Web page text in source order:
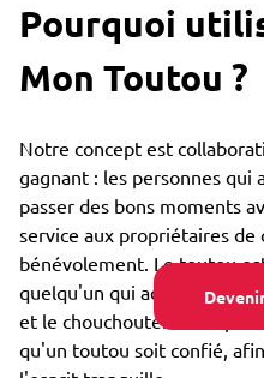
Pourquoi
Mon Toutou ?
Notre concept est
gagnant : les personnes qui
passer des bons moments
service aux propriétaires
bénévolement. Le toutou
quelqu'un qui adore
et le chouchouter. Vous
qu'un toutou soit confié,